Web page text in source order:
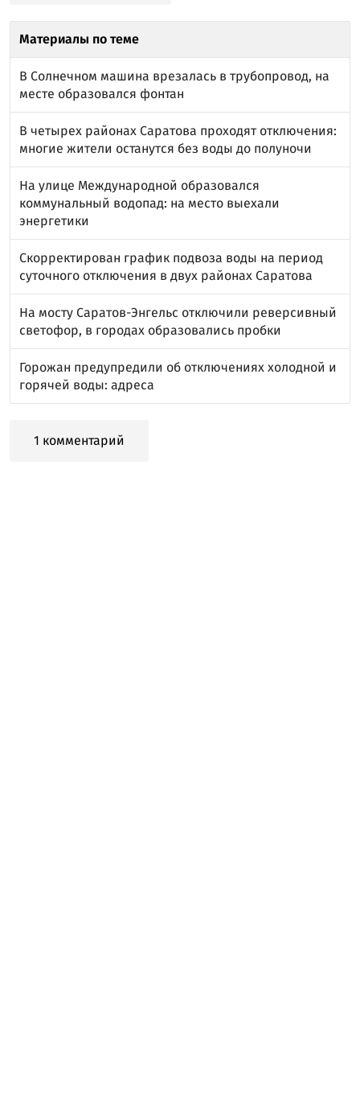
Материалы по теме
В Солнечном машина врезалась в трубопровод, на
месте образовался фонтан
В четырех районах Саратова проходят отключения:
многие жители останутся без воды до полуночи
На улице Международной образовался
коммунальный водопад: на место выехали
энергетики
Скорректирован график подвоза воды на период
суточного отключения в двух районах Саратова
На мосту Саратов-Энгельс отключили реверсивный
светофор, в городах образовались пробки
Горожан предупредили об отключениях холодной и
горячей воды: адреса
1 комментарий